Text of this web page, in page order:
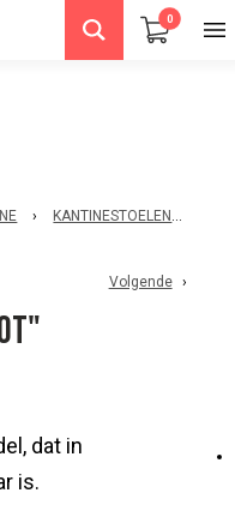
0
› KANTINESTOELEN
Volgende
dat in
is.